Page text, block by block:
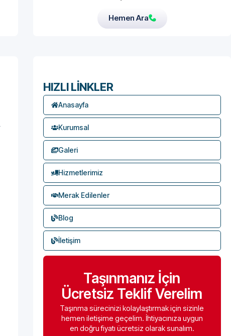
Hemen Ara
HIZLI LİNKLER
Anasayfa
Kurumsal
Galeri
Hizmetlerimiz
Merak Edilenler
Blog
İletişim
Taşınmanız İçin
Ücretsiz Teklif Verelim
Taşınma sürecinizi kolaylaştırmak için sizinle
hemen iletişime geçelim. İhtiyacınıza uygun
en doğru fiyatı ücretsiz olarak sunalım.